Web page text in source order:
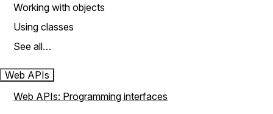
Working with objects
Using classes
See all…
Web APIs
Web APIs: Programming interfaces